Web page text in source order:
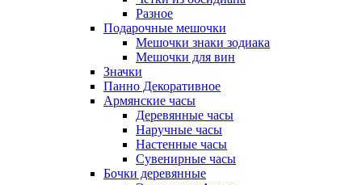
Разное
Подарочные мешочки
Мешочки знаки зодиака
Мешочки для вин
Значки
Панно Декоративное
Армянские часы
Деревянные часы
Наручные часы
Настенные часы
Сувенирные часы
Бочки деревянные